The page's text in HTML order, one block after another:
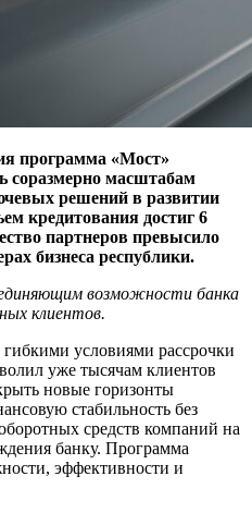
программа «Мост»
соразмерно масштабам
решений в развитии
кредитования достиг 6
партнеров превысило
бизнеса республики.
возможности банка
клиентов.
условиями рассрочки
уже тысячам клиентов
новые горизонты
стабильность без
средств компаний на
банку. Программа
эффективности и